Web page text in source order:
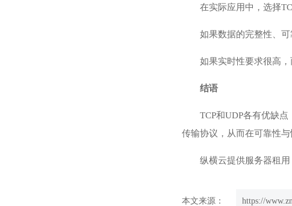
在实际应用中，选择
如果数据的完整性、
如果实时性要求很高
结语
TCP和UDP各有优缺
传输协议，从而在可靠性与
纵横云提供服务器租
本文来源： https://